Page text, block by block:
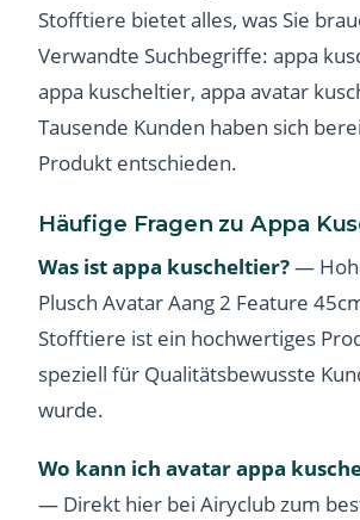
Stofftiere bietet alles, was Sie
Verwandte Suchbegriffe: appa
appa kuscheltier, appa avatar
Tausende Kunden haben sich
Produkt entschieden.
Häufige Fragen zu Appa
Was ist appa kuscheltier?—
Plusch Avatar Aang 2 Feature
Stofftiere ist ein hochwertiges
speziell für Qualitätsbewusste
wurde.
Wo kann ich avatar appa
— Direkt hier bei Airyclub zum